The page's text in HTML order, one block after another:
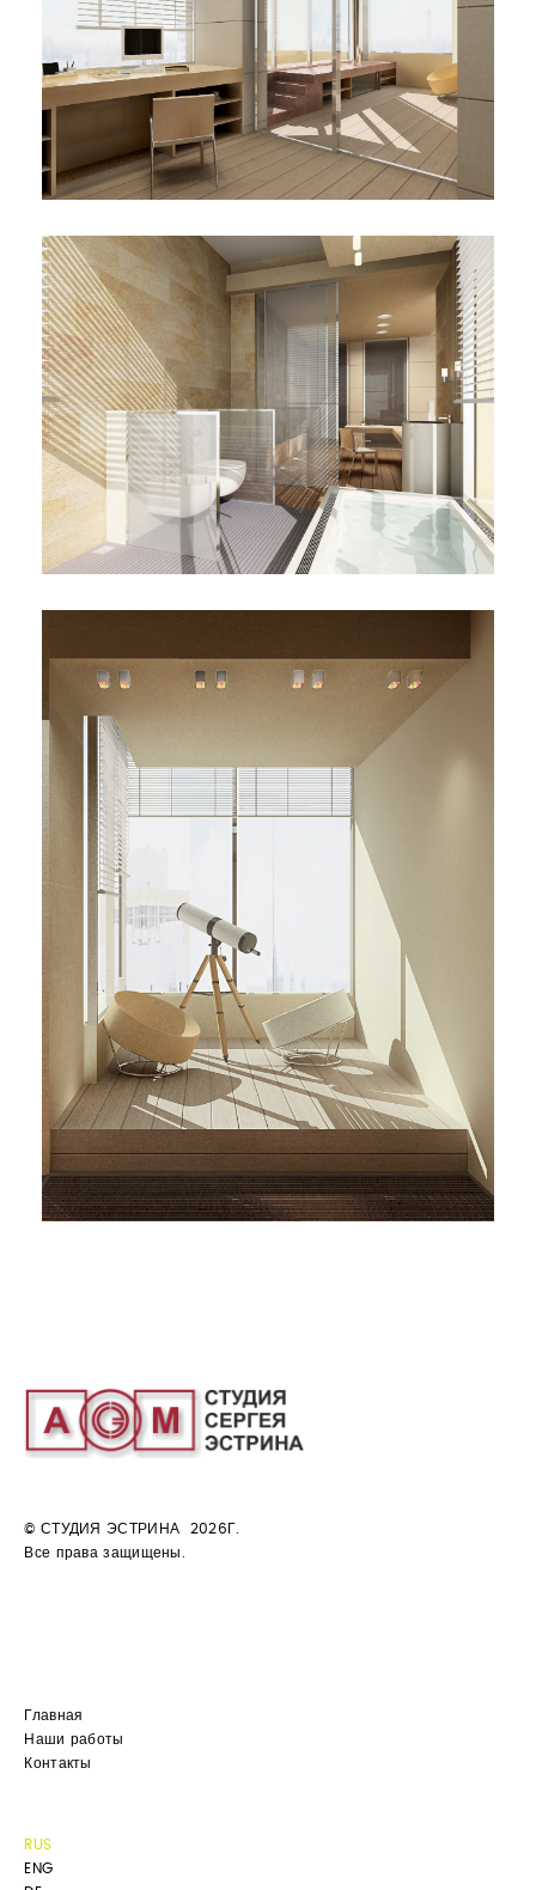
© СТУДИЯ ЭСТРИНА 2026Г.
Все права защищены.
Главная
Наши работы
Контакты
RUS
ENG